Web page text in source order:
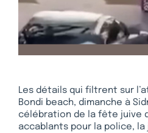
Les détails qui filtrent sur
Bondi beach, dimanche à
célébration de la fête juive
accablants pour la police,